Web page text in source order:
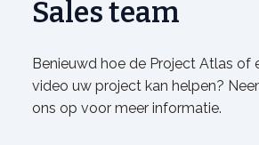
Sales team
Benieuwd hoe de Project Atlas of
video uw project kan helpen?
ons op voor meer informatie.